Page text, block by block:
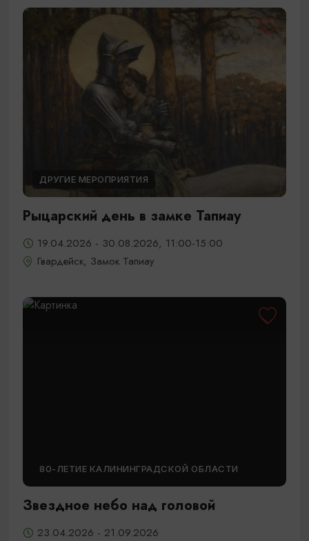
ДРУГИЕ МЕРОПРИЯТИЯ
Рыцарский день в замке Тапиау
19.04.2026 - 30.08.2026, 11:00-15:00
Гвардейск, Замок Тапиау
80-ЛЕТИЕ КАЛИНИНГРАДСКОЙ ОБЛАСТИ
Звездное небо над головой
23.04.2026 - 21.09.2026